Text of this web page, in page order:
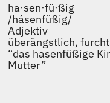
ha·sen·fü·ßig
/hásenfüßig/
Adjektiv
überängstlich,
“das hasenfüßige
Mutter”